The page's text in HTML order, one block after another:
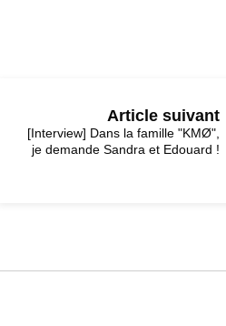
Article suivant
[Interview] Dans la famille "KMØ",
je demande Sandra et Edouard !